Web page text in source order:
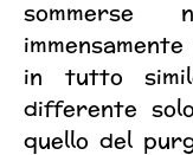
in tutto
differente
quello del